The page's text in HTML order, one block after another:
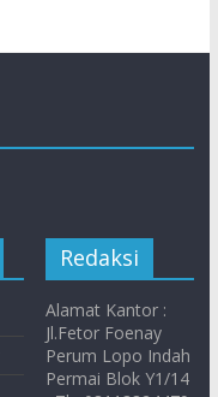
Redaksi
Alamat Kantor :
Jl.Fetor Foenay
Perum Lopo Indah
Permai Blok Y1/14